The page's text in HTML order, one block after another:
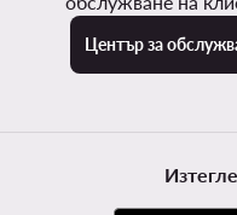
Център за